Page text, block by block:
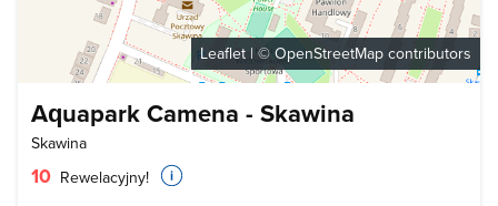
Leaflet | ©OpenStreetMap contributors
Aquapark Camena - Skawina
Skawina
10 Rewelacyjny!